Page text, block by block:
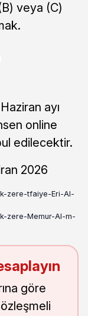
veya (C)
ayı
online
edilecektir.
2026
zere-tfaiye-Eri-Al-
zere-Memur-Al-m-
göre